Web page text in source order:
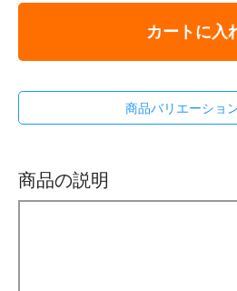
カートに入
商品バリエーショ
商品の説明